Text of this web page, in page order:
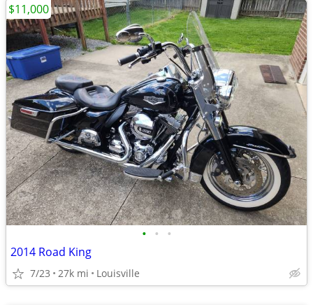
• • •
2014 Road King
7/23 27k mi Louisville
$11,000